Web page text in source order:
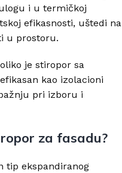
i u termičkoj
efikasnosti, uštedi na
u prostoru.
je stiropor sa
kao izolacioni
pri izboru i
za fasadu?
tip ekspandiranog